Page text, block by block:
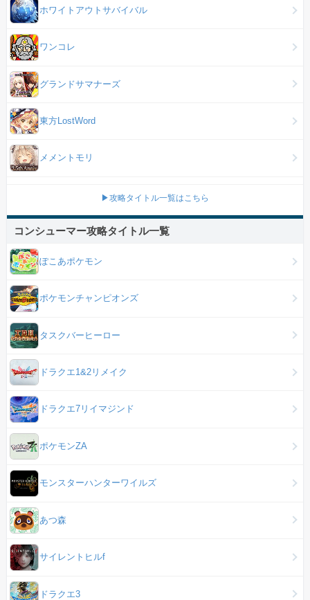
ホワイトアウトサバイバル
ワンコレ
グランドサマナーズ
東方LostWord
メメントモリ
▶攻略タイトル一覧はこちら
コンシューマー攻略タイトル一覧
ぽこあポケモン
ポケモンチャンピオンズ
タスクバーヒーロー
ドラクエ1&2リメイク
ドラクエ7リイマジンド
ポケモンZA
モンスターハンターワイルズ
あつ森
サイレントヒルf
ドラクエ3